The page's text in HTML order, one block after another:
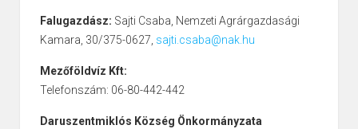
Falugazdász: Sajti Csaba, Nemzeti Agrárgazdasági
Kamara, 30/375-0627, sajti.csaba@nak.hu
Mezőföldvíz Kft:
Telefonszám: 06-80-442-442
Daruszentmiklós Község Önkormányzata